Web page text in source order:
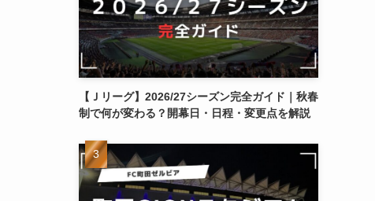
【Ｊリーグ】2026/27シーズン完全ガイド｜秋春
制で何が変わる？開幕日・日程・変更点を解説